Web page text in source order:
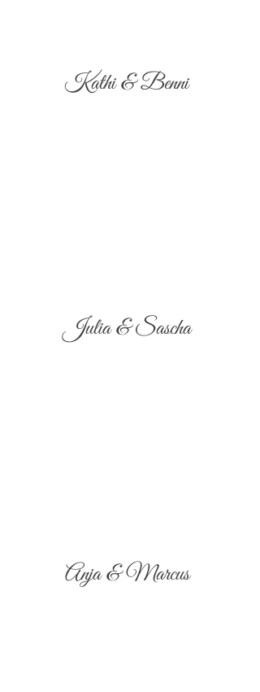
Kathi & Benni
Julia & Sascha
Anja & Marcus